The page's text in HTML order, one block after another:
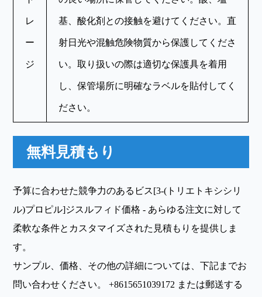
レ
ー
ジ
基、酸化剤との接触を避けてください。直
射日光や混触危険物質から保護してくださ
い。取り扱いの際は適切な保護具を着用
し、保管場所に明確なラベルを貼付してく
ださい。
無料見積もり
予算に合わせた競争力のあるビス[3-(トリエトキシシリ
ル)プロピル]ジスルフィド価格 - あらゆる注文に対して
柔軟な条件とカスタマイズされた見積もりを提供しま
す。
サンプル、価格、その他の詳細については、下記までお
問い合わせください。+8615651039172 または郵送する